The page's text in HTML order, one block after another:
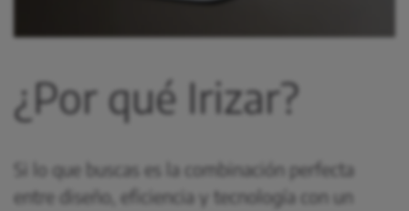
¿Por qué Irizar?
Si lo que buscas es la combinación perfecta
entre diseño, eficiencia y tecnología con un